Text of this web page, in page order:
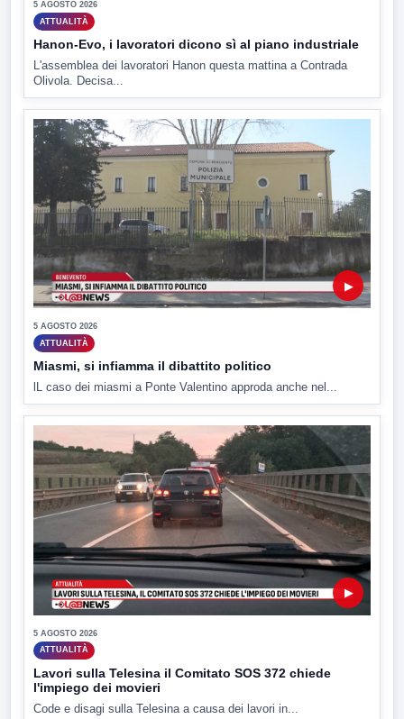
5 AGOSTO 2026
ATTUALITÀ
Hanon-Evo, i lavoratori dicono sì al piano industriale
L'assemblea dei lavoratori Hanon questa mattina a Contrada
Olivola. Decisa...
▶
5 AGOSTO 2026
ATTUALITÀ
Miasmi, si infiamma il dibattito politico
lL caso dei miasmi a Ponte Valentino approda anche nel...
▶
5 AGOSTO 2026
ATTUALITÀ
Lavori sulla Telesina il Comitato SOS 372 chiede
l'impiego dei movieri
Code e disagi sulla Telesina a causa dei lavori in...